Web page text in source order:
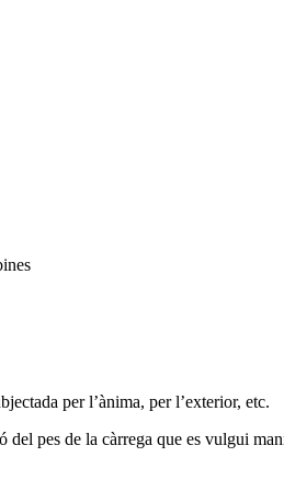
per l’ànima, per l’exterior, etc.
del pes de la càrrega que es vulgui